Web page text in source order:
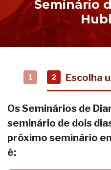
Seminário
1 2 Escolha
Os Seminários de
seminário de dois
próximo seminário
é: